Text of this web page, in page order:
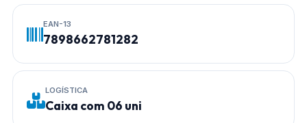
EAN-13
7898662781282
LOGÍSTICA
Caixa com 06 uni